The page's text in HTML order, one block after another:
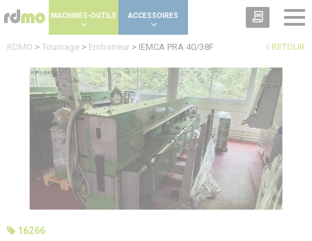
MACHINES-OUTILS ACCESSOIRES
RETOUR
RDMO > Tournage > Embarreur > IEMCA PRA 40/38F
16266